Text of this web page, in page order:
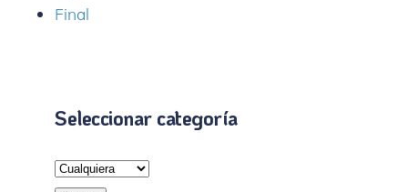
Final
Seleccionar categoría